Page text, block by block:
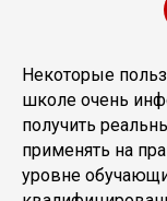
Некоторые
школе очень
получить
применять на
уровне